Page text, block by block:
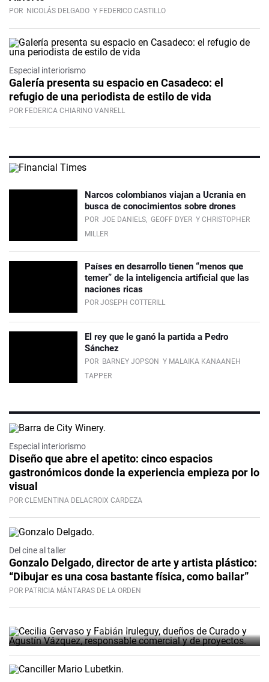
POR NICOLÁS DELGADO Y FEDERICO CASTILLO
Especial interiorismo
Galería presenta su espacio en Casadeco: el
refugio de una periodista de estilo de vida
POR FEDERICA CHIARINO VANRELL
Narcos colombianos viajan a Ucrania en
busca de conocimientos sobre drones
POR JOE DANIELS, GEOFF DYER Y CHRISTOPHER
MILLER
Países en desarrollo tienen “menos que
temer” de la inteligencia artificial que las
naciones ricas
POR JOSEPH COTTERILL
El rey que le ganó la partida a Pedro
Sánchez
POR BARNEY JOPSON Y MALAIKA KANAANEH
TAPPER
Especial interiorismo
Diseño que abre el apetito: cinco espacios
gastronómicos donde la experiencia empieza por lo
visual
POR CLEMENTINA DELACROIX CARDEZA
Del cine al taller
Gonzalo Delgado, director de arte y artista plástico:
“Dibujar es una cosa bastante física, como bailar”
POR PATRICIA MÁNTARAS DE LA ORDEN
Curado, un espacio en Ciudad
Vieja que acompaña el ritmo de
POR MARTINA PÉREZ BARRIOLA